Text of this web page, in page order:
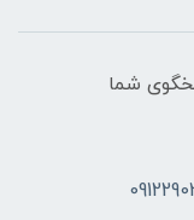
پاسخگوی شما